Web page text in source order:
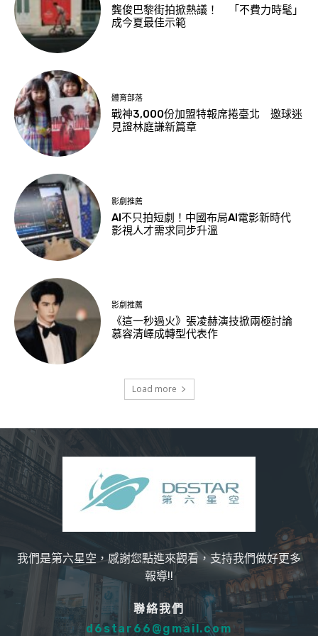
龔俊巴黎街拍掀熱議！ 「不費力時髦」
成今夏最佳示範
體育部落
戰神3,000份加盟特報席捲臺北 邀球迷
見證林庭謙新篇章
影劇推薦
AI不只拍短劇！中國布局AI電影新時代
影視人才需求同步升溫
影劇推薦
《這一秒過火》張凌赫演技掀兩極討論
慕容清嶧成轉型代表作
Load more
我們是第六星空，感謝您點進來觀看，支持我們做好更多
報導!!
聯絡我們
d6star66@gmail.com